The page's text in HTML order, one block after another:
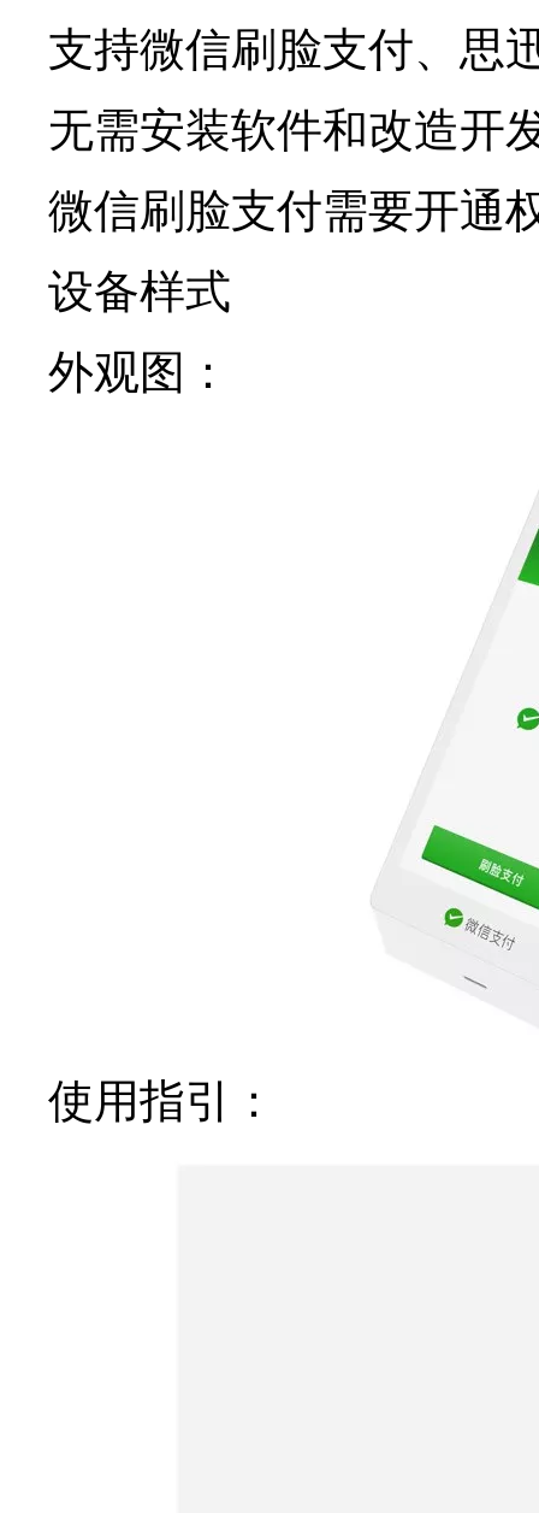
支持微信刷脸支付、思
无需安装软件和改造开
微信刷脸支付需要开通
设备样式
外观图：
使用指引：